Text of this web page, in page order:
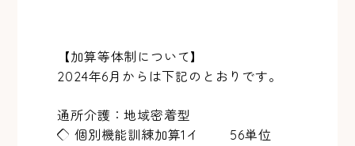
【加算等体制について】
2024年6月からは下記のとおりです。
通所介護：地域密着型
◇ 個別機能訓練加算1イ 56単位